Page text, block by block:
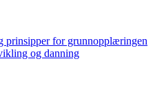
prinsipper for grunnopplæringen
og danning